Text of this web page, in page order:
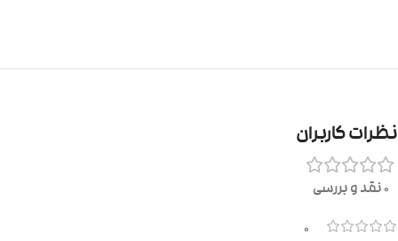
نظرات کاربران
0 نقد و بررسی
0